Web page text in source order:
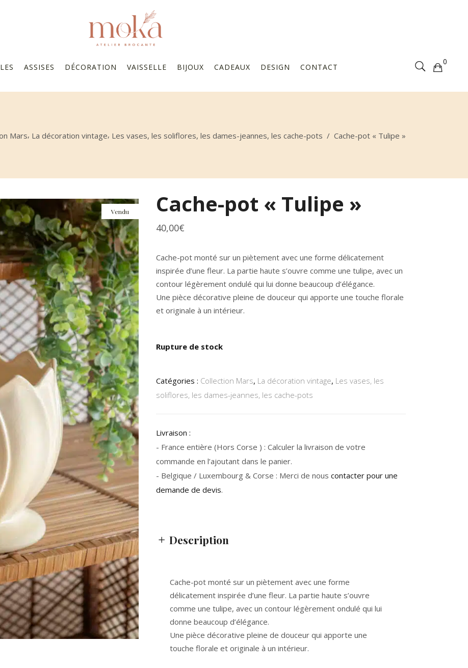
ASSISES DÉCORATION VAISSELLE BIJOUX CADEAUX DESIGN CONTACT
0
Votre sélection est vide
Mars, La décoration vintage, Les vases, les soliflores, les dames-jeannes, les cache-pots / Cache-pot « Tulipe »
Vendu Cache-pot « Tulipe »
40,00€
Cache-pot monté sur un piètement avec une forme délicatement
inspirée d’une fleur. La partie haute s’ouvre comme une tulipe, avec un
contour légèrement ondulé qui lui donne beaucoup d’élégance.
Une pièce décorative pleine de douceur qui apporte une touche florale
et originale à un intérieur.
Rupture de stock
Catégories : Collection Mars, La décoration vintage, Les vases, les
soliflores, les dames-jeannes, les cache-pots
Livraison :
- France entière (Hors Corse ) : Calculer la livraison de votre
commande en l’ajoutant dans le panier.
- Belgique / Luxembourg & Corse : Merci de nous contacter pour une
demande de devis.
Description
Cache-pot monté sur un piètement avec une forme
délicatement inspirée d’une fleur. La partie haute s’ouvre
comme une tulipe, avec un contour légèrement ondulé qui lui
donne beaucoup d’élégance.
Une pièce décorative pleine de douceur qui apporte une
touche florale et originale à un intérieur.